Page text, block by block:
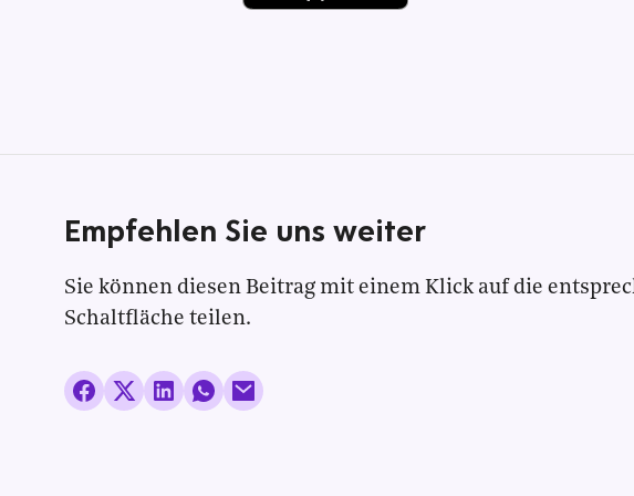
Empfehlen Sie uns weiter
Sie können diesen Beitrag mit einem Klick auf die
Schaltfläche teilen.